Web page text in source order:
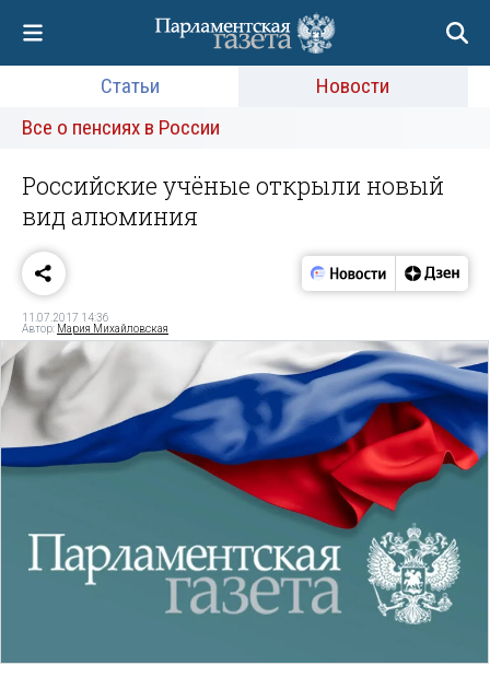
Статьи
Новости
Все о пенсиях в России
Российские учёные открыли новый
вид алюминия
11.07.2017 14:36
Автор: Мария Михайловская